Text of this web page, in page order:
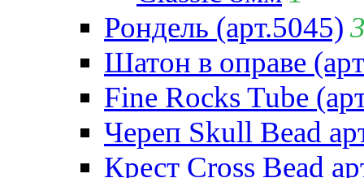
Рондель (арт.5045)
Шатон в оправе
Fine Rocks Tube
Череп Skull Bead
Крест Cross Bead